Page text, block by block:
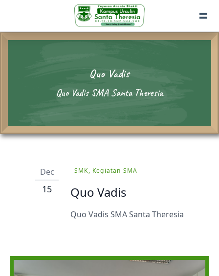
Quo Vadis
Quo Vadis SMA Santa Theresia
Dec
15
SMK, Kegiatan SMA
Quo Vadis
Quo Vadis SMA Santa Theresia